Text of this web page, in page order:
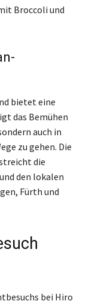
Broccoli und
bietet eine
das Bemühen
auch in
zu gehen. Die
die
den lokalen
Fürth und
bei Hiro